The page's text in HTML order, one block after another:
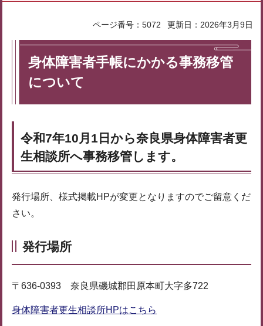
ページ番号：5072 更新日：2026年3月9日
身体障害者手帳にかかる事務移管
について
令和7年10月1日から奈良県身体障害者更
生相談所へ事務移管します。
発行場所、様式掲載HPが変更となりますのでご留意くだ
さい。
発行場所
〒636-0393 奈良県磯城郡田原本町大字多722
身体障害者更生相談所HPはこちら